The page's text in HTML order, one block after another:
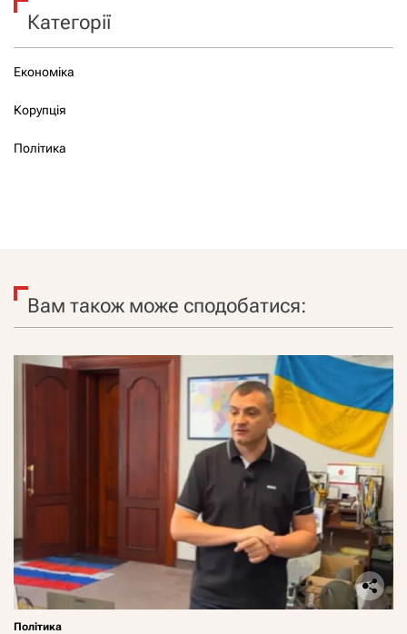
Категорії
Економіка
Корупція
Політика
Вам також може сподобатися:
Політика